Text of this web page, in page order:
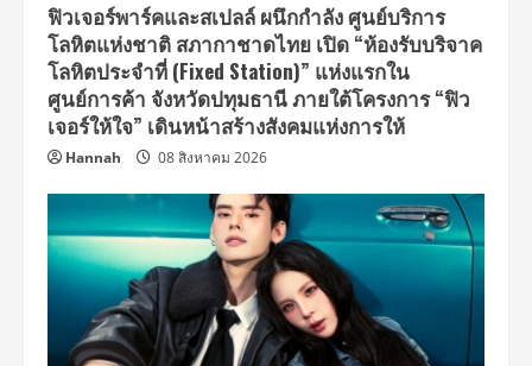
ฟิวเจอร์พาร์คและสเปลล์ ผนึกกำลัง ศูนย์บริการ
โลหิตแห่งชาติ สภากาชาดไทย เปิด “ห้องรับบริจาค
โลหิตประจำที่ (Fixed Station)” แห่งแรกใน
ศูนย์การค้า จังหวัดปทุมธานี ภายใต้โครงการ “ฟิว
เจอร์ให้ใจ” เดินหน้าสร้างสังคมแห่งการให้
Hannah 08 สิงหาคม 2026